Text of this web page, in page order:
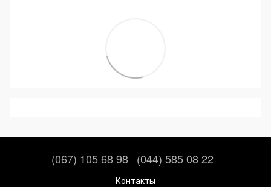
(067) 105 68 98 (044) 585 08 22
Контакты